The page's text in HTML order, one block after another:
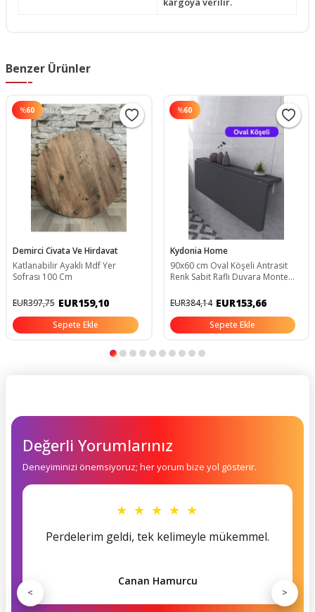
Benzer Ürünler
%60
Demirci Civata Ve Hirdavat
Katlanabilir Ayaklı Mdf Yer
Sofrası 100 Cm
EUR397,75 EUR159,10
Sepete Ekle
%60
Kydonia Home
90x60 cm Oval Köşeli Antrasit
Renk Sabit Raflı Duvara Monte
EUR384,14 EUR153,66
Sepete Ekle
Değerli Yorumlarınız
Deneyiminizi önemsiyoruz; her yorum bize yol gösterir.
★ ★ ★ ★ ★
Perdelerim geldi, tek kelimeyle mükemmel.
Canan Hamurcu
< >